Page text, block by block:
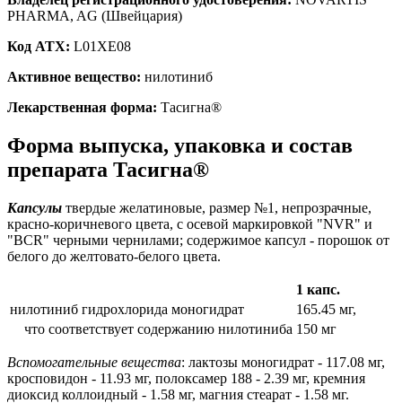
PHARMA, AG (Швейцария)
Код ATX: L01XE08
Активное вещество: нилотиниб
Лекарственная форма: Тасигна®
Форма выпуска, упаковка и состав
препарата Тасигна®
Капсулы твердые желатиновые, размер №1, непрозрачные,
красно-коричневого цвета, с осевой маркировкой "NVR" и
"BCR" черными чернилами; содержимое капсул - порошок от
белого до желтовато-белого цвета.
1 капс.
нилотиниб гидрохлорида моногидрат
165.45 мг,
что соответствует содержанию нилотиниба 150 мг
Вспомогательные вещества: лактозы моногидрат - 117.08 мг,
кросповидон - 11.93 мг, полоксамер 188 - 2.39 мг, кремния
диоксид коллоидный - 1.58 мг, магния стеарат - 1.58 мг.